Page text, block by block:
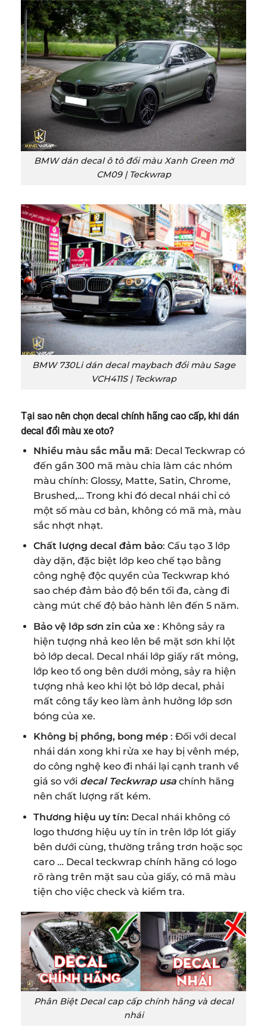
BMW dán decal ô tô đổi màu Xanh Green mờ
CM09 | Teckwrap
BMW 730Li dán decal maybach đổi màu Sage
VCH411S | Teckwrap
Tại sao nên chọn decal chính hãng cao cấp, khi dán
decal đổi màu xe oto?
Nhiều màu sắc mẫu mã: Decal Teckwrap có
đến gần 300 mã màu chia làm các nhóm
màu chính: Glossy, Matte, Satin, Chrome,
Brushed,… Trong khi đó decal nhái chỉ có
một số màu cơ bản, không có mã mà, màu
sắc nhợt nhạt.
Chất lượng decal đảm bảo: Cấu tạo 3 lớp
dày dặn, đặc biệt lớp keo chế tạo bằng
công nghệ độc quyền của Teckwrap khó
sao chép đảm bảo độ bền tối đa, càng đi
càng mút chế độ bảo hành lên đến 5 năm.
Bảo vệ lớp sơn zin của xe: Không sảy ra
hiện tượng nhả keo lên bề mặt sơn khi lột
bỏ lớp decal. Decal nhái lớp giấy rất mỏng,
lớp keo tổ ong bên dưới mỏng, sảy ra hiện
tượng nhả keo khi lột bỏ lớp decal, phải
mất công tẩy keo làm ảnh hưởng lớp sơn
bóng của xe.
Không bị phồng, bong mép: Đối với decal
nhái dán xong khi rửa xe hay bị vênh mép,
do công nghệ keo đi nhái lại cạnh tranh về
giá so với decal Teckwrap usachính hãng
nên chất lượng rất kém.
Thương hiệu uy tín: Decal nhái không có
logo thương hiệu uy tín in trên lớp lót giấy
bên dưới cùng, thường trắng trơn hoặc sọc
caro … Decal teckwrap chính hãng có logo
rõ ràng trên mặt sau của giấy, có mã màu
tiện cho việc check và kiểm tra.
Phân Biệt Decal cap cấp chính hãng và decal
nhái